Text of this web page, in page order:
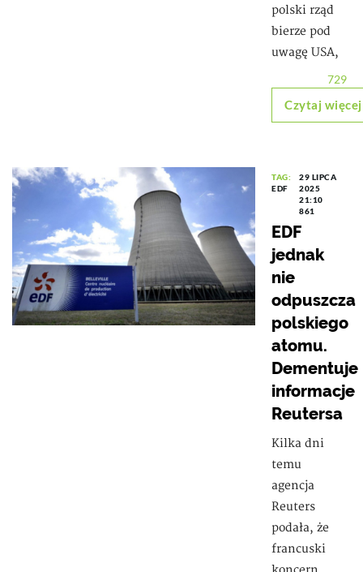
polski rząd
bierze pod
uwagę USA,
729
Czytaj więcej
TAG:
EDF
29 LIPCA
2025
21:10
861
EDF
jednak
nie
odpuszcza
polskiego
atomu.
Dementuje
informacje
Reutersa
Kilka dni
temu
agencja
Reuters
podała, że
francuski